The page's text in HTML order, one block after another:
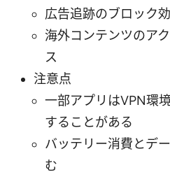
広告追跡のブロック
海外コンテンツのア
ス
注意点
一部アプリはVPN環
することがある
バッテリー消費とデ
む